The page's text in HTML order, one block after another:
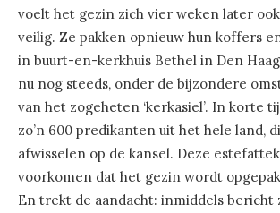
voelt het gezin zich vier weken later
veilig. Ze pakken opnieuw hun koffers
in buurt-en-kerkhuis Bethel in Den
nu nog steeds, onder de bijzondere
van het zogeheten ‘kerkasiel’. In korte
zo’n 600 predikanten uit het hele land,
afwisselen op de kansel. Deze
voorkomen dat het gezin wordt
En trekt de aandacht: inmiddels bericht